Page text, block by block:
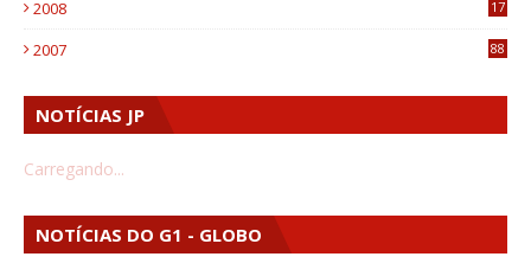
2008
17
2007 88
NOTÍCIAS JP
Carregando...
NOTÍCIAS DO G1 - GLOBO